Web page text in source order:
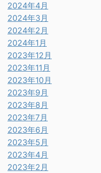
2024年4月
2024年3月
2024年2月
2024年1月
2023年12月
2023年11月
2023年10月
2023年9月
2023年8月
2023年7月
2023年6月
2023年5月
2023年4月
2023年2月